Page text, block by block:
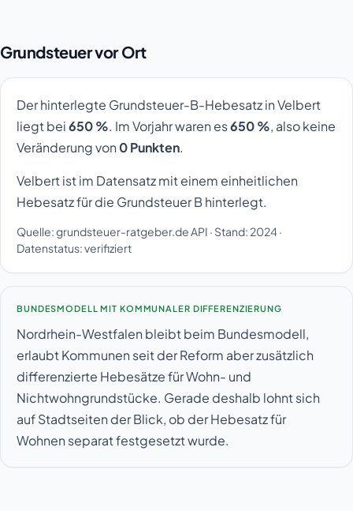
Grundsteuer vor Ort
Der hinterlegte Grundsteuer-B-Hebesatz in Velbert
liegt bei650 %. Im Vorjahr waren es650 %, also keine
Veränderung von 0 Punkten.
Velbert ist im Datensatz mit einem einheitlichen
Hebesatz für die Grundsteuer B hinterlegt.
Quelle: grundsteuer-ratgeber.de API · Stand: 2024 ·
Datenstatus: verifiziert
BUNDESMODELL MIT KOMMUNALER DIFFERENZIERUNG
Nordrhein-Westfalen bleibt beim Bundesmodell,
erlaubt Kommunen seit der Reform aber zusätzlich
differenzierte Hebesätze für Wohn- und
Nichtwohngrundstücke. Gerade deshalb lohnt sich
auf Stadtseiten der Blick, ob der Hebesatz für
Wohnen separat festgesetzt wurde.